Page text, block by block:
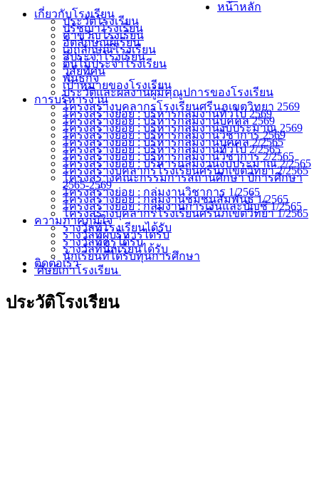
หน้าหลัก
เกี่ยวกับโรงเรียน
ประวัติโรงเรียน
ปรัชญาโรงเรียน
คำขวัญโรงเรียน
อัตลักษณ์ผู้เรียน
เอกลักษณ์โรงเรียน
สีประจำโรงเรียน
ต้นไม้ประจำโรงเรียน
วิสัยทัศน์
พันธกิจ
เป้าหมายของโรงเรียน
ประวัติและผลงานผู้มีคุณูปการของโรงเรียน
การบริหารงาน
โครงสร้างบุคลากรโรงเรียนศรีนภเขตวิทยา 2569
โครงสร้างย่อย : บริหารกลุ่มงานทั่วไป 2569
โครงสร้างย่อย : บริหารกลุ่มงานบุคคล 2569
โครงสร้างย่อย : บริหารกลุ่มงานงบประมาณ 2569
โครงสร้างย่อย : บริหารกลุ่มงานวิชาการ 2569
โครงสร้างย่อย : บริหารกลุ่มงานบุคคล 2/2565
โครงสร้างย่อย : บริหารกลุ่มงานทั่วไป 2/2565
โครงสร้างย่อย : บริหารกลุ่มงานวิชาการ 2/2565
โครงสร้างย่อย : บริหารกลุ่มงานงบประมาณ 2/2565
โครงสร้างบุคลากรโรงเรียนศรีนภเขตวิทยา 2/2565
โครงสร้างคณะกรรมการสถานศึกษา ปีการศึกษา
2565-2569
โครงสร้างย่อย : กลุ่มงานวิชาการ 1/2565
โครงสร้างย่อย : กลุ่มงานชุมชนสัมพันธ์ 1/2565
โครงสร้างย่อย : กลุ่มงานการเงินและบัญชี 1/2565
โครงสร้างบุคลากรโรงเรียนศรีนภเขตวิทยา 1/2565
ความภาคภูมิใจ
รางวัลที่โรงเรียนได้รับ
รางวัลที่ผู้บริหารได้รับ
รางวัลที่ครูได้รับ
รางวัลที่นักเรียนได้รับ
นักเรียนที่ได้รับทุนการศึกษา
ติดต่อเรา
ศิษย์เก่าโรงเรียน
ประวัติโรงเรียน